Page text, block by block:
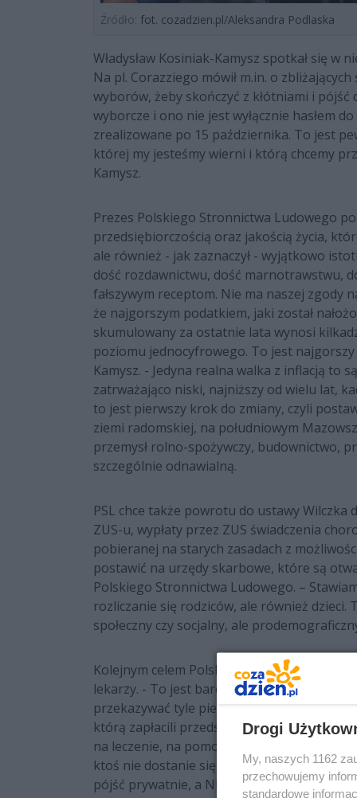
Źródło: fot. cozadzien.pl/Aleksandra Podlaska
Władysław Kosiniak-Kamysz spotkał się w
Na pl. Corazziego mówił m.in. o
wyborów, żeby skończyć z kłótniami i
wyborcze i ono nie jest wyłącznie hasłem
zrealizowane po 15 października. To jest
której my jesteśmy wierni i którą chcemy
Kamysz.
Prezes Polskiego Stronnictwa Ludowego
przedsiębiorczością oraz jakością życia,
ale również - jak zaznaczył - wyjątkowo
dość rozdawnictwu, dość marnotrawstwu,
fałszywym receptom. Nie ma naszej zgody
że najgorszym podatkiem, jaki został
skumulowany za ostatnie lata wynosi
poziomu jednocyfrowego. To jest
Kamysz. - Jedyna realna walka z inflacją to
zatrważająco niski, najniższy od wielu lat,
to jest pierwszy krok do zmiany, czyli
ziemi radomskiej, na południowym
przemysł rolno-spożywczy, budownictwo,
szczególnie odnawialną.
PSL chce także powrotu do ustawy
ZUS-u, wypłaty przez ZUS świadczenia
pobieranej na starych zasadach z
postawić na urzędy skarbowe, które są
Polskiego Stronnictwa Ludowego. –
rozliczanie się rodziców, ale również
społeczny czy socjalny, ale
Kolejnym celem Polskiego Stronnictwa
lekarzy. - To jest bardzo ważne, żeby było
przekazywać tyle pieniędzy, ile jest
którą zapłacili przedsiębiorcy, był
na leczenie, na pomoc każdej osobie, która
ktoś nie dostanie się do lekarzy do
pójść prywatnie, a NFZ pokryje koszty
Drogi
My, naszych 1162
przechowujemy
standardowe